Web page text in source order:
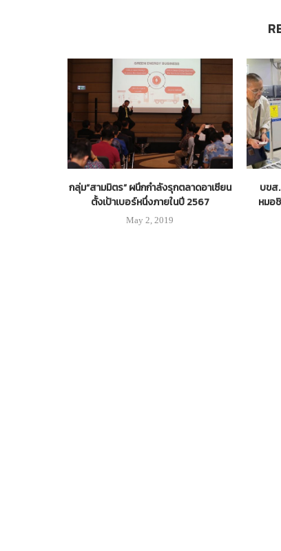
กลุ่ม“สามมิตร” ผนึกกำลังรุกตลาดอาเซียน
ตั้งเป้าเบอร์หนึ่งภายในปี 2567
May 2, 2019
บขส
หมอ